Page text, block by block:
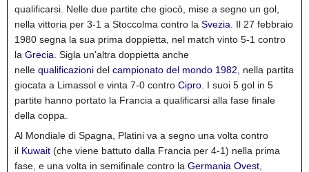
qualificarsi. Nelle due partite che giocò, mise a segno un gol,
nella vittoria per 3-1 a Stoccolma contro la Svezia
Il 27 febbraio
1980 segna la sua prima doppietta, nel match vinto 5-1 contro
la Grecia . Sigla un'altra doppietta anche
nelle qualificazioni del campionato del mondo 1982 , nella partita
giocata a Limassol e vinta 7-0 contro Cipro I suoi 5 gol in 5
partite hanno portato la Francia a qualificarsi alla fase finale
della coppa.
Al Mondiale di Spagna, Platini va a segno una volta contro
il Kuwait (che viene battuto dalla Francia per 4-1) nella prima
fase, e una volta in semifinale contro la Germania Ovest